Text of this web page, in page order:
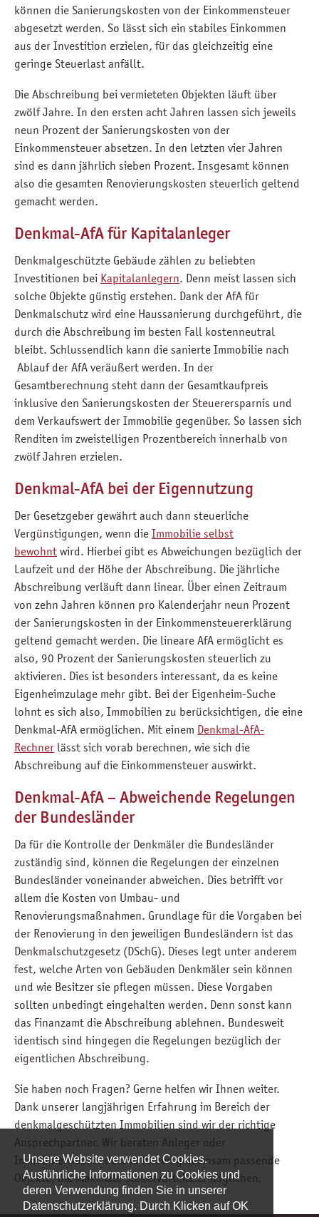
Unsere Website verwendet Cookies.
Ausführliche Informationen zu Cookies und
deren Verwendung finden Sie in unserer
Datenschutzerklärung. Durch Klicken auf OK
können die Sanierungskosten von der Einkommensteuer
abgesetzt werden. So lässt sich ein stabiles Einkommen
aus der Investition erzielen, für das gleichzeitig eine
geringe Steuerlast anfällt.
Die Abschreibung bei vermieteten Objekten läuft über
zwölf Jahre. In den ersten acht Jahren lassen sich jeweils
neun Prozent der Sanierungskosten von der
Einkommensteuer absetzen. In den letzten vier Jahren
sind es dann jährlich sieben Prozent. Insgesamt können
also die gesamten Renovierungskosten steuerlich geltend
gemacht werden.
Denkmal-AfA für Kapitalanleger
Denkmalgeschützte Gebäude zählen zu beliebten
Investitionen bei Kapitalanlegern. Denn meist lassen sich
solche Objekte günstig erstehen. Dank der AfA für
Denkmalschutz wird eine Haussanierung durchgeführt, die
durch die Abschreibung im besten Fall kostenneutral
bleibt. Schlussendlich kann die sanierte Immobilie nach
Ablauf der AfA veräußert werden. In der
Gesamtberechnung steht dann der Gesamtkaufpreis
inklusive den Sanierungskosten der Steuerersparnis und
dem Verkaufswert der Immobilie gegenüber. So lassen sich
Renditen im zweistelligen Prozentbereich innerhalb von
zwölf Jahren erzielen.
Denkmal-AfA bei der Eigennutzung
Der Gesetzgeber gewährt auch dann steuerliche
Vergünstigungen, wenn die Immobilie selbst
bewohnt wird. Hierbei gibt es Abweichungen bezüglich der
Laufzeit und der Höhe der Abschreibung. Die jährliche
Abschreibung verläuft dann linear. Über einen Zeitraum
von zehn Jahren können pro Kalenderjahr neun Prozent
der Sanierungskosten in der Einkommensteuererklärung
geltend gemacht werden. Die lineare AfA ermöglicht es
also, 90 Prozent der Sanierungskosten steuerlich zu
aktivieren. Dies ist besonders interessant, da es keine
Eigenheimzulage mehr gibt. Bei der Eigenheim-Suche
lohnt es sich also, Immobilien zu berücksichtigen, die eine
Denkmal-AfA ermöglichen. Mit einem Denkmal-AfA-
Rechner lässt sich vorab berechnen, wie sich die
Abschreibung auf die Einkommensteuer auswirkt.
Denkmal-AfA – Abweichende Regelungen
der Bundesländer
Da für die Kontrolle der Denkmäler die Bundesländer
zuständig sind, können die Regelungen der einzelnen
Bundesländer voneinander abweichen. Dies betrifft vor
allem die Kosten von Umbau- und
Renovierungsmaßnahmen. Grundlage für die Vorgaben bei
der Renovierung in den jeweiligen Bundesländern ist das
Denkmalschutzgesetz (DSchG). Dieses legt unter anderem
fest, welche Arten von Gebäuden Denkmäler sein können
und wie Besitzer sie pflegen müssen. Diese Vorgaben
sollten unbedingt eingehalten werden. Denn sonst kann
das Finanzamt die Abschreibung ablehnen. Bundesweit
identisch sind hingegen die Regelungen bezüglich der
eigentlichen Abschreibung.
Sie haben noch Fragen? Gerne helfen wir Ihnen weiter.
Dank unserer langjährigen Erfahrung im Bereich der
denkmalgeschützten Immobilien sind wir der richtige
Ansprechpartner. Wir beraten Anleger oder
Immobiliensuchende und finden gemeinsam passende
Objekte, die maximale Steuervorteile ermöglichen.